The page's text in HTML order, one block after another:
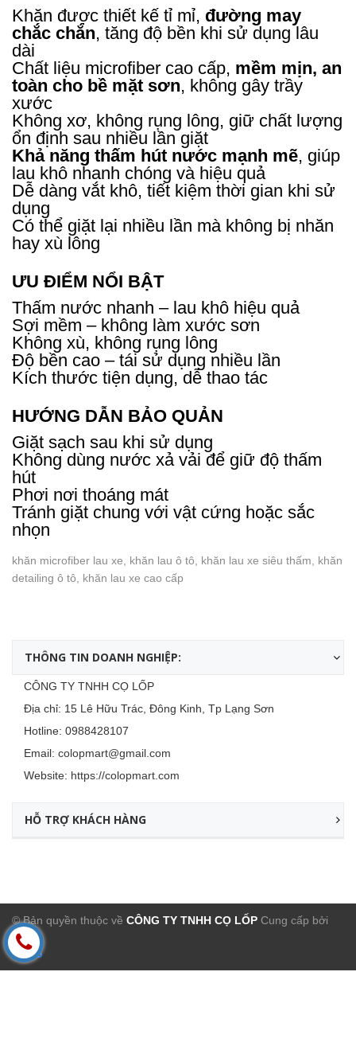
Khăn được thiết kế tỉ mỉ, đường may
chắc chắn, tăng độ bền khi sử dụng lâu
dài
Chất liệu microfiber cao cấp, mềm mịn, an
toàn cho bề mặt sơn, không gây trầy
xước
Không xơ, không rụng lông, giữ chất lượng
ổn định sau nhiều lần giặt
Khả năng thấm hút nước mạnh mẽ, giúp
lau khô nhanh chóng và hiệu quả
Dễ dàng vắt khô, tiết kiệm thời gian khi sử
dụng
Có thể giặt lại nhiều lần mà không bị nhăn
hay xù lông
ƯU ĐIỂM NỔI BẬT
Thấm nước nhanh – lau khô hiệu quả
Sợi mềm – không làm xước sơn
Không xù, không rụng lông
Độ bền cao – tái sử dụng nhiều lần
Kích thước tiện dụng, dễ thao tác
HƯỚNG DẪN BẢO QUẢN
Giặt sạch sau khi sử dụng
Không dùng nước xả vải để giữ độ thấm
hút
Phơi nơi thoáng mát
Tránh giặt chung với vật cứng hoặc sắc
nhọn
khăn microfiber lau xe, khăn lau ô tô, khăn lau xe siêu thấm, khăn
detailing ô tô, khăn lau xe cao cấp
THÔNG TIN DOANH NGHIỆP:
CÔNG TY TNHH CỌ LỐP
Địa chỉ: 15 Lê Hữu Trác, Đông Kinh, Tp Lạng Sơn
Hotline: 0988428107
Email: colopmart@gmail.com
Website: https://colopmart.com
HỖ TRỢ KHÁCH HÀNG
© Bản quyền thuộc về CÔNG TY TNHH CỌ LỐP Cung cấp bởi
Sapo